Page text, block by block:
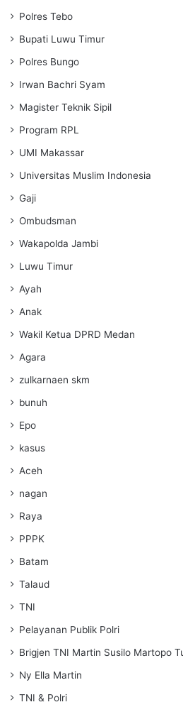
Polres Tebo
Bupati Luwu Timur
Polres Bungo
Irwan Bachri Syam
Magister Teknik Sipil
Program RPL
UMI Makassar
Universitas Muslim Indonesia
Gaji
Ombudsman
Wakapolda Jambi
Luwu Timur
Ayah
Anak
Wakil Ketua DPRD Medan
Agara
zulkarnaen skm
bunuh
Epo
kasus
Aceh
nagan
Raya
PPPK
Batam
Talaud
TNI
Pelayanan Publik Polri
Brigjen TNI Martin Susilo Martopo
Ny Ella Martin
TNI & Polri